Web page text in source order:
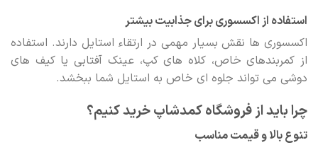
استفاده از اکسسوری برای جذابیت بیشتر
اکسسوری ها نقش بسیار مهمی در ارتقاء استایل دارند. استفاده
از کمربندهای خاص، کلاه های کپ، عینک آفتابی یا کیف های
دوشی می تواند جلوه ای خاص به استایل شما ببخشد.
چرا باید از فروشگاه کمدشاپ خرید کنیم؟
تنوع بالا و قیمت مناسب